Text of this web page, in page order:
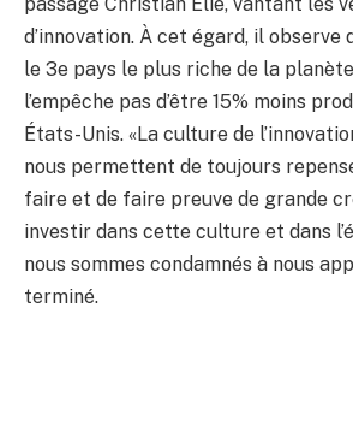
d’innovation. À cet égard, il observe
le 3e pays le plus riche de la
l’empêche pas d’être 15% moins
États-Unis. «La culture de
nous permettent de toujours
faire et de faire preuve de grande
investir dans cette culture et dans
nous sommes condamnés à nous
terminé.